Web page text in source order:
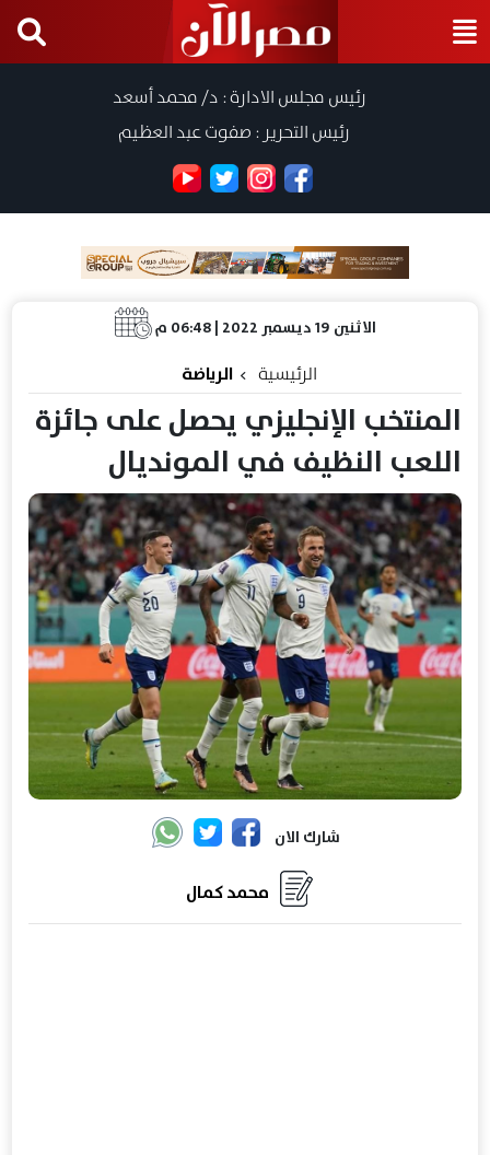
رئيس مجلس الادارة : د/ محمد أسعد
رئيس التحرير : صفوت عبد العظيم
الاثنين 19 ديسمبر 2022 | 06:48 م
الرئيسية الرياضة
المنتخب الإنجليزي يحصل على جائزة
اللعب النظيف في المونديال
شارك الان
محمد كمال